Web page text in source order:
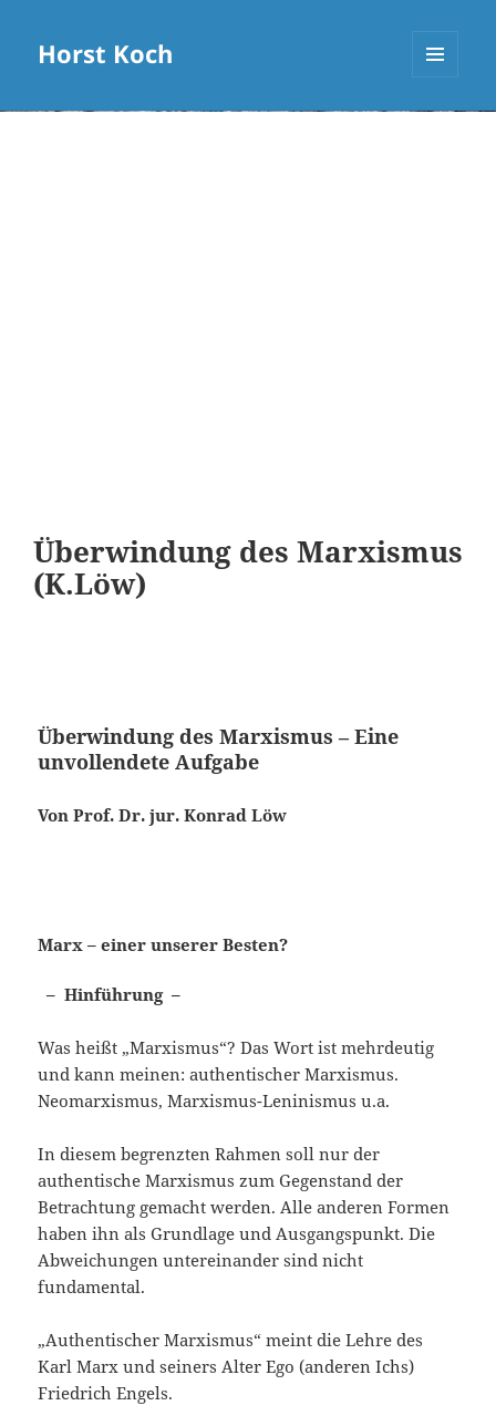
Horst Koch
Überwindung des Marxismus
(K.Löw)
Überwindung des Marxismus – Eine
unvollendete Aufgabe
Von Prof. Dr. jur. Konrad Löw
Marx – einer unserer Besten?
– Hinführung –
Was heißt „Marxismus“? Das Wort ist mehrdeutig
und kann meinen: authentischer Marxismus.
Neomarxismus, Marxismus-Leninismus u.a.
In diesem begrenzten Rahmen soll nur der
authentische Marxismus zum Gegenstand der
Betrachtung gemacht werden. Alle anderen Formen
haben ihn als Grundlage und Ausgangspunkt. Die
Abweichungen untereinander sind nicht
fundamental.
„Authentischer Marxismus“ meint die Lehre des
Karl Marx und seiners Alter Ego (anderen Ichs)
Friedrich Engels.